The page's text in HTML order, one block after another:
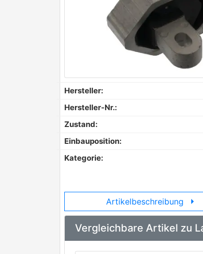
Hersteller:
Hersteller-Nr.:
Zustand:
Einbauposition:
Kategorie:
Artikelbeschreibung arrow_right
Vergleichbare Artikel zu